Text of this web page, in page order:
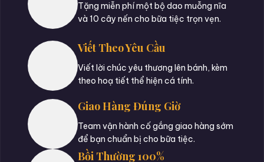
Tặng miễn phí một bộ dao muỗng nĩa
và 10 cây nến cho bữa tiệc trọn vẹn.
Viết Theo Yêu Cầu
Viết lời chúc yêu thương lên bánh, kèm
theo hoạ tiết thể hiện cá tính.
Giao Hàng Đúng Giờ
Team vận hành cố gắng giao hàng sớm
để bạn chuẩn bị cho bữa tiệc.
Bồi Thường 100%